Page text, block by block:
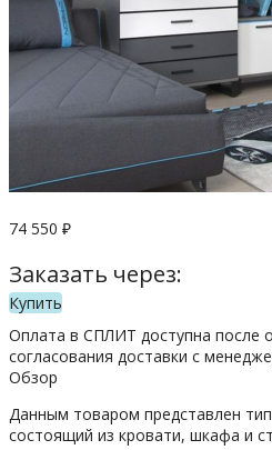
74 550 ₽
Заказать через:
Купить
Оплата в СПЛИТ доступна после
согласования доставки с
Обзор
Данным товаром представлен
состоящий из кровати, шкафа и